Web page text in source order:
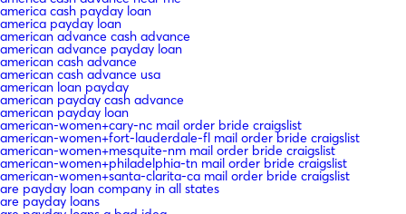
america cash payday loan
america payday loan
american advance cash advance
american advance payday loan
american cash advance
american cash advance usa
american loan payday
american payday cash advance
american payday loan
american-women+cary-nc mail order bride craigslist
american-women+fort-lauderdale-fl mail order bride craigslist
american-women+mesquite-nm mail order bride craigslist
american-women+philadelphia-tn mail order bride craigslist
american-women+santa-clarita-ca mail order bride craigslist
are payday loan company in all states
are payday loans